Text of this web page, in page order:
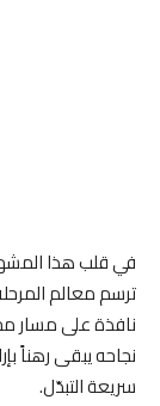
في قلب هذا
ترسم معالم
نافذة على مسار
نجاحه يبقى رهناً
سريعة التبدّل.